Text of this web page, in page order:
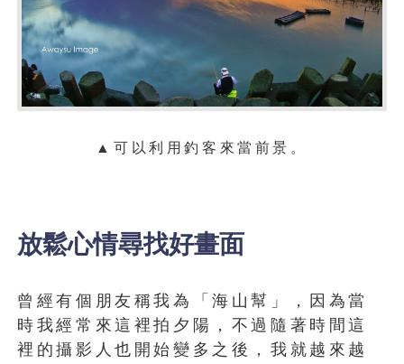
▲可以利用釣客來當前景 。
放鬆心情尋找好畫面
曾經有個朋友稱我為「海山幫」，因為當
時我經常來這裡拍夕陽，不過隨著時間這
裡的攝影人也開始變多之後，我就越來越